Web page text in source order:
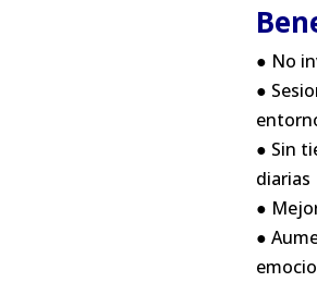
● No
●
● Sin
diarias
●
●